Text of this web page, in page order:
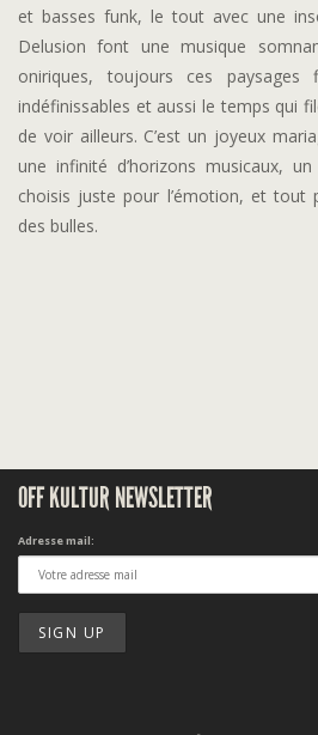
et basses funk, le tout avec une
Delusion font une musique
oniriques, toujours ces paysages
indéfinissables et aussi le temps qui
de voir ailleurs. C’est un joyeux
une infinité d’horizons musicaux,
choisis juste pour l’émotion, et
des bulles.
OFF KULTUR NEWSLETTER
Adresse mail: